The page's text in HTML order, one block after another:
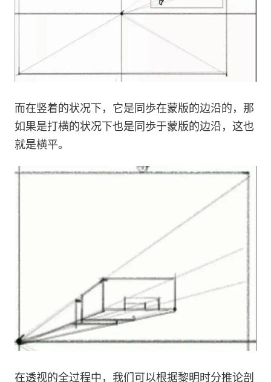
而在竖着的状况下，它是同歩在蒙版的边沿的，那
如果是打横的状况下也是同歩于蒙版的边沿，这也
就是横平。
在透视的全过程中，我们可以根据黎明时分推论剖